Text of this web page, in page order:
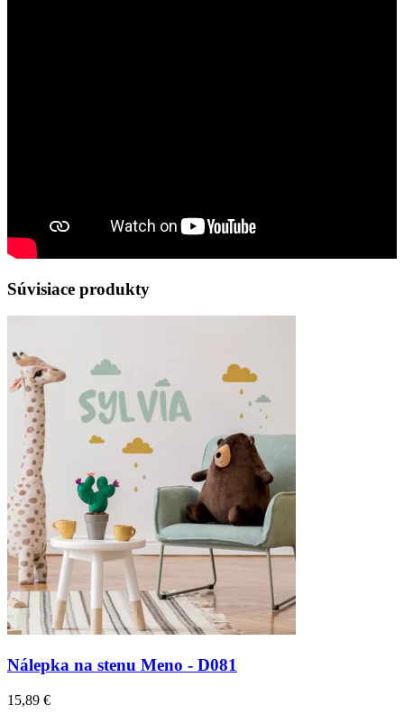
Súvisiace produkty
Nálepka na stenu Meno - D081
15,89 €